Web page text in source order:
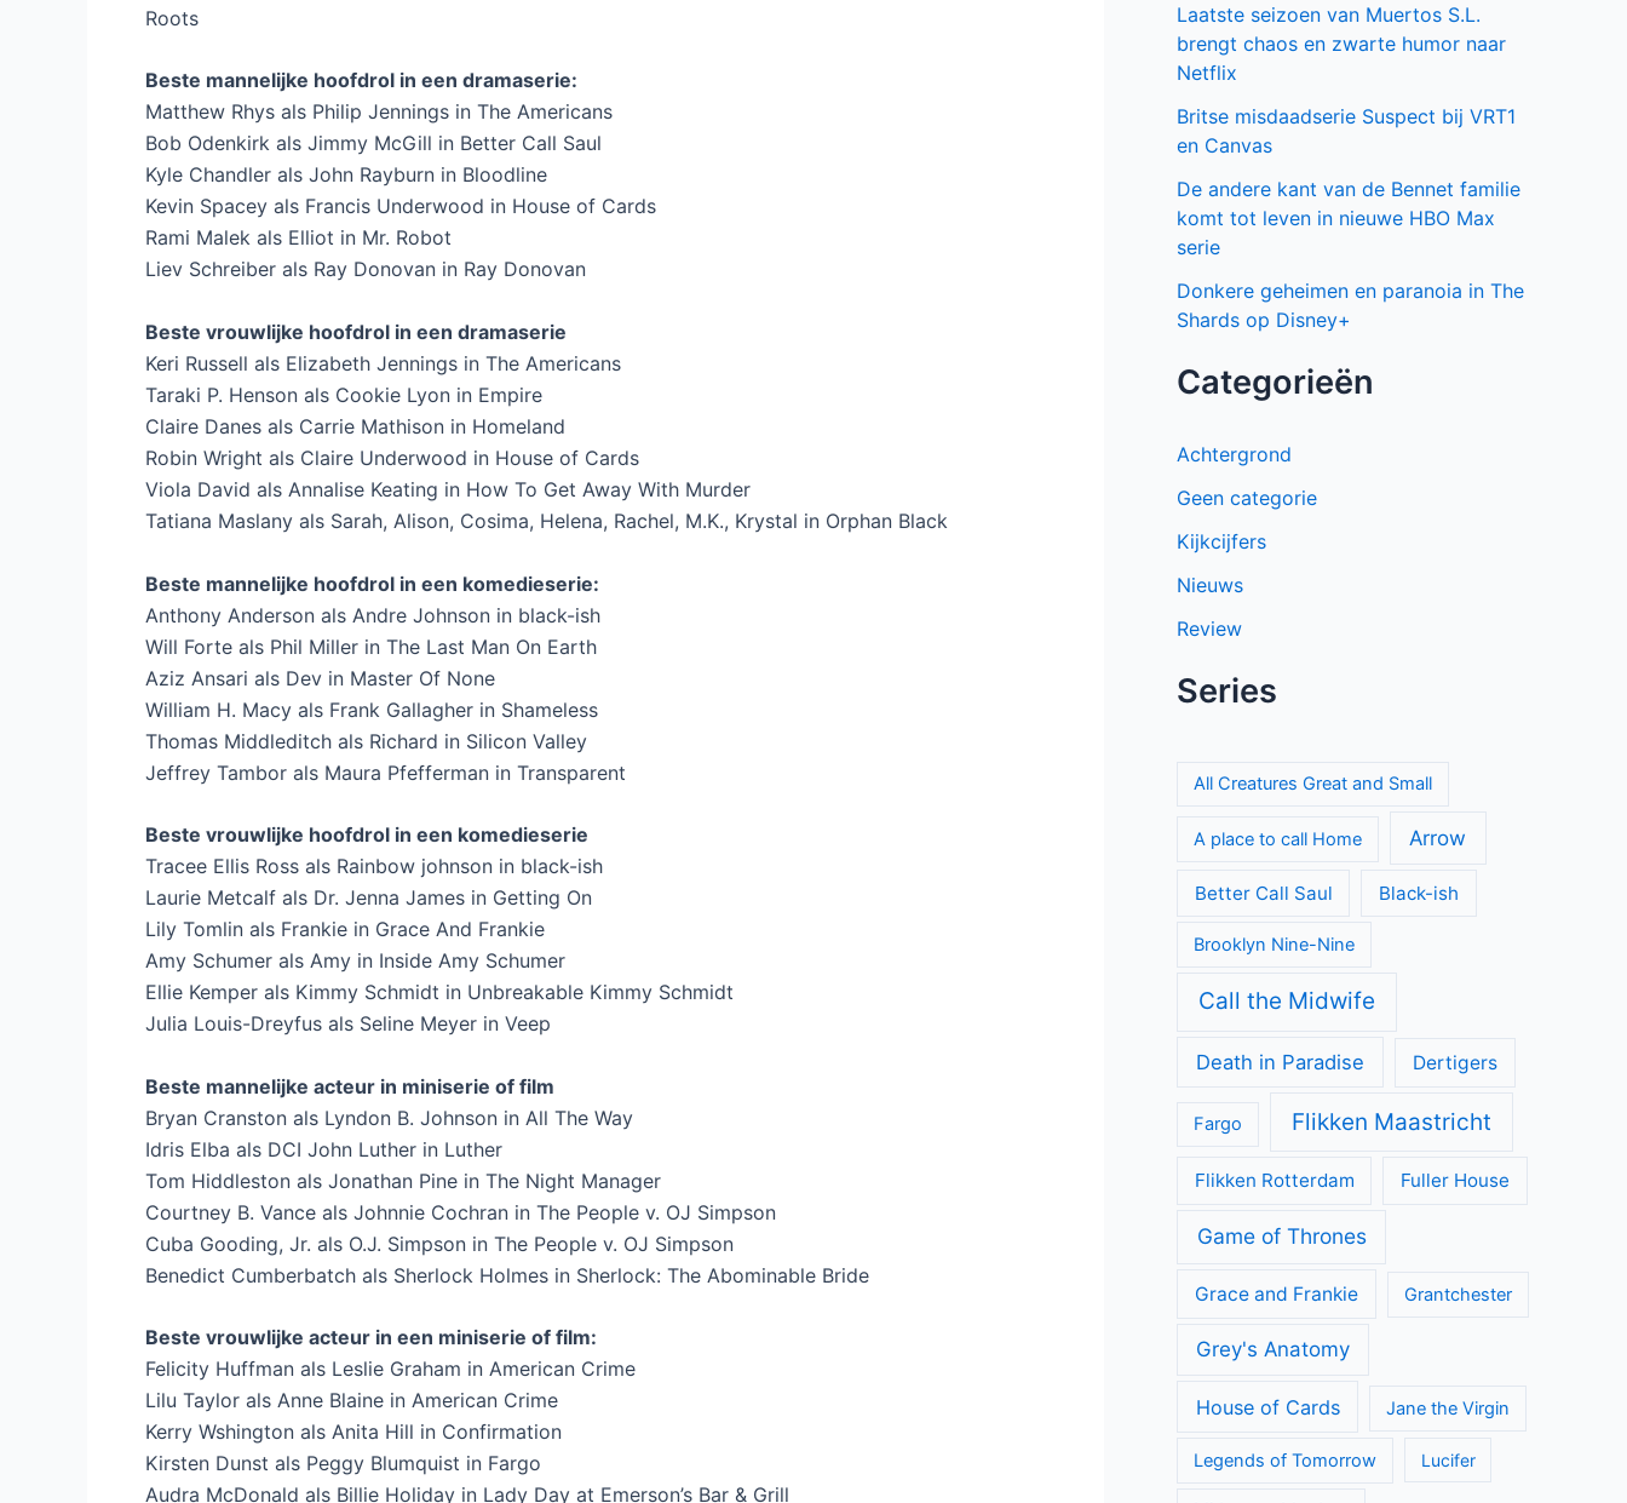
Roots
Beste mannelijke hoofdrol in een dramaserie:
Matthew Rhys als Philip Jennings in The Americans
Bob Odenkirk als Jimmy McGill in Better Call Saul
Kyle Chandler als John Rayburn in Bloodline
Kevin Spacey als Francis Underwood in House of Cards
Rami Malek als Elliot in Mr. Robot
Liev Schreiber als Ray Donovan in Ray Donovan
Beste vrouwlijke hoofdrol in een dramaserie
Keri Russell als Elizabeth Jennings in The Americans
Taraki P. Henson als Cookie Lyon in Empire
Claire Danes als Carrie Mathison in Homeland
Robin Wright als Claire Underwood in House of Cards
Viola David als Annalise Keating in How To Get Away With Murder
Tatiana Maslany als Sarah, Alison, Cosima, Helena, Rachel, M.K., Krystal in Orphan Black
Beste mannelijke hoofdrol in een komedieserie:
Anthony Anderson als Andre Johnson in black-ish
Will Forte als Phil Miller in The Last Man On Earth
Aziz Ansari als Dev in Master Of None
William H. Macy als Frank Gallagher in Shameless
Thomas Middleditch als Richard in Silicon Valley
Jeffrey Tambor als Maura Pfefferman in Transparent
Beste vrouwlijke hoofdrol in een komedieserie
Tracee Ellis Ross als Rainbow johnson in black-ish
Laurie Metcalf als Dr. Jenna James in Getting On
Lily Tomlin als Frankie in Grace And Frankie
Amy Schumer als Amy in Inside Amy Schumer
Ellie Kemper als Kimmy Schmidt in Unbreakable Kimmy Schmidt
Julia Louis-Dreyfus als Seline Meyer in Veep
Beste mannelijke acteur in miniserie of film
Bryan Cranston als Lyndon B. Johnson in All The Way
Idris Elba als DCI John Luther in Luther
Tom Hiddleston als Jonathan Pine in The Night Manager
Courtney B. Vance als Johnnie Cochran in The People v. OJ Simpson
Cuba Gooding, Jr. als O.J. Simpson in The People v. OJ Simpson
Benedict Cumberbatch als Sherlock Holmes in Sherlock: The Abominable Bride
Beste vrouwlijke acteur in een miniserie of film:
Felicity Huffman als Leslie Graham in American Crime
Lilu Taylor als Anne Blaine in American Crime
Kerry Wshington als Anita Hill in Confirmation
Kirsten Dunst als Peggy Blumquist in Fargo
Audra McDonald als Billie Holiday in Lady Day at Emerson’s Bar & Grill
Laatste seizoen van Muertos S.L.
brengt chaos en zwarte humor naar
Netflix
Britse misdaadserie Suspect bij VRT1
en Canvas
De andere kant van de Bennet familie
komt tot leven in nieuwe HBO Max
serie
Donkere geheimen en paranoia in The
Shards op Disney+
Categorieën
Achtergrond
Geen categorie
Kijkcijfers
Nieuws
Review
Series
All Creatures Great and Small
A place to call Home Arrow
Better Call Saul Black-ish
Brooklyn Nine-Nine
Call the Midwife
Death in Paradise Dertigers
Fargo Flikken Maastricht
Flikken Rotterdam Fuller House
Game of Thrones
Grace and Frankie Grantchester
Grey's Anatomy
House of Cards Jane the Virgin
Legends of Tomorrow Lucifer